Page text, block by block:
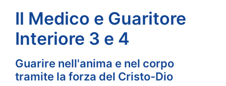
Il Medico e Guaritore
Interiore 3 e 4
Guarire nell'anima e nel corpo
tramite la forza del Cristo-Dio